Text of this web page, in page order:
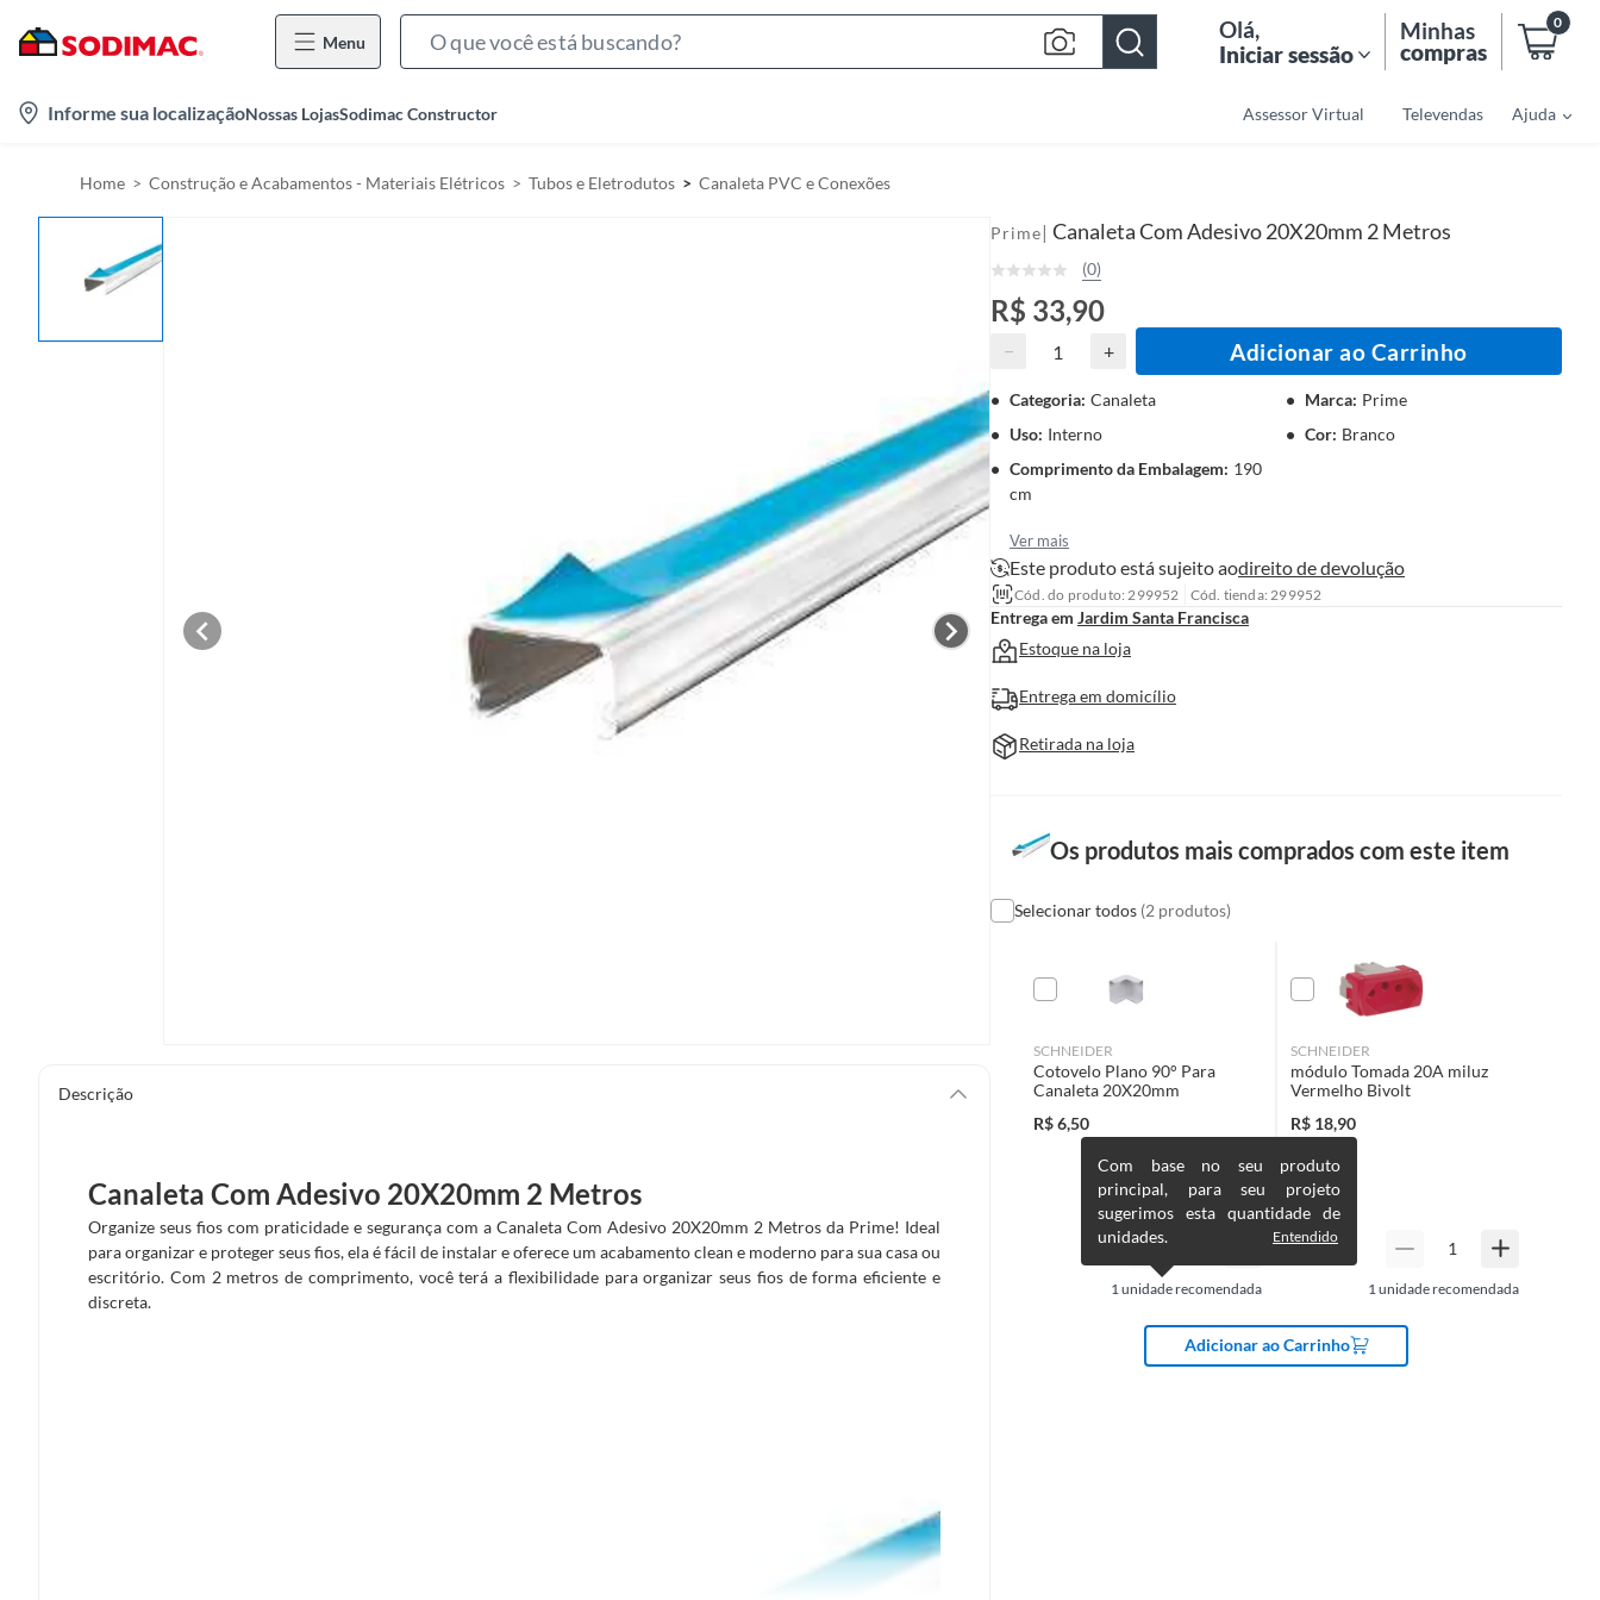
Menu
h
Olá,
Iniciar sessão
Minhas
compras
0
Informe sua localizaçãoNossas LojasSodimac Constructor Assessor Virtual Televendas Ajuda
Home Construção e Acabamentos - Materiais Elétricos Tubos e Eletrodutos Canaleta PVC e Conexões
Descrição
Canaleta Com Adesivo 20X20mm 2 Metros
Organize seus fios com praticidade e segurança com a Canaleta Com Adesivo 20X20mm 2 Metros da Prime! Ideal
para organizar e proteger seus fios, ela é fácil de instalar e oferece um acabamento clean e moderno para sua casa ou
escritório. Com 2 metros de comprimento, você terá a flexibilidade para organizar seus fios de forma eficiente e
discreta.
Prime| Canaleta Com Adesivo 20X20mm 2 Metros
(0)
R$ 33,90
− + Adicionar ao Carrinho
Categoria: Canaleta Marca: Prime
Uso: Interno Cor: Branco
Comprimento da Embalagem: 190
cm
Ver mais
Este produto está sujeito aodireito de devolução
Cód. do produto: 299952 Cód. tienda: 299952
Entrega em Jardim Santa Francisca
Estoque na loja
Entrega em domicílio
Retirada na loja
Os produtos mais comprados com este item
Selecionar todos (2 produtos)
SCHNEIDER
Cotovelo Plano 90° Para
Canaleta 20X20mm
R$6,50
1 unidade recomendada
Com base no seu produto
principal, para seu projeto
sugerimos esta quantidade de
unidades.
Entendido
SCHNEIDER
módulo Tomada 20A miluz
Vermelho Bivolt
R$ 18,90
1 unidade recomendada
Adicionar ao Carrinho